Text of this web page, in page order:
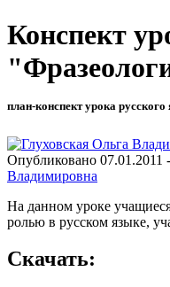
Конспект
план-конспект урока
Опубликовано 07.01.2011
Владимировна
На данном уроке
ролью в русском языке,
Скачать: